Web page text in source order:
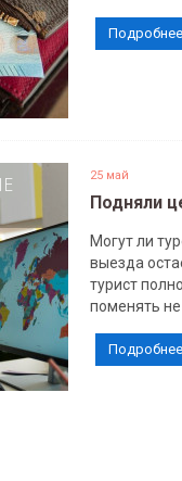
Подробнее
25 май
Подняли
Могут ли
выезда
турист
поменять
Подробнее